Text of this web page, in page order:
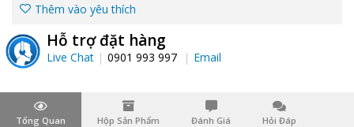
Thêm vào yêu thích
Hỗ trợ đặt hàng
Live Chat 0901 993 997 Email
Tổng Quan Hộp Sản Phẩm Đánh Giá Hỏi Đáp